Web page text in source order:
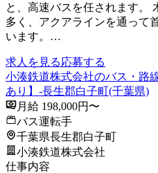
と、高速バスを任されます。
多く、アクアラインを通って
います。…
求人を見る応募する
小湊鉄道株式会社のバス・路
あり】-長生郡白子町(千葉県)
月給 198,000円〜
バス運転手
千葉県長生郡白子町
小湊鉄道株式会社
仕事内容